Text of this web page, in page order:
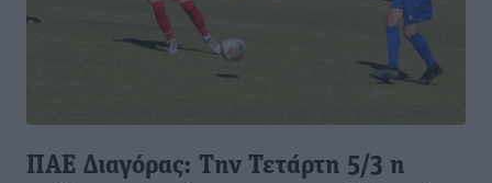
ΠΑΕ Διαγόρας: Την Τετάρτη 5/3 η